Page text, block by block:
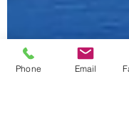
Phone Email